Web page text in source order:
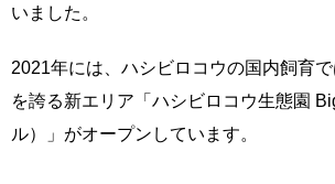
いました。
2021年には、ハシビロコウの国内飼育
を誇る新エリア「ハシビロコウ生態園
ル）」がオープンしています。